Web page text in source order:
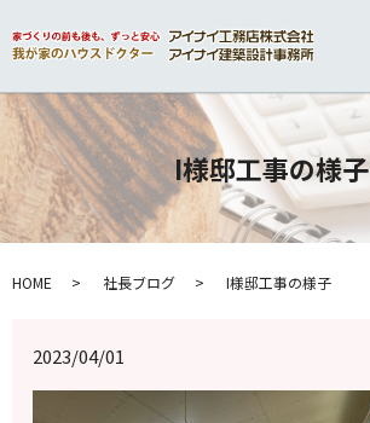
I様邸工事の様子
HOME 社長ブログ I様邸工事の様子
2023/04/01